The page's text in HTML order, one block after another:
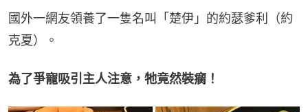
國外一網友領養了一隻名叫「楚伊」的約瑟爹利（約
克夏）。
為了爭寵吸引主人注意，牠竟然裝瘸！